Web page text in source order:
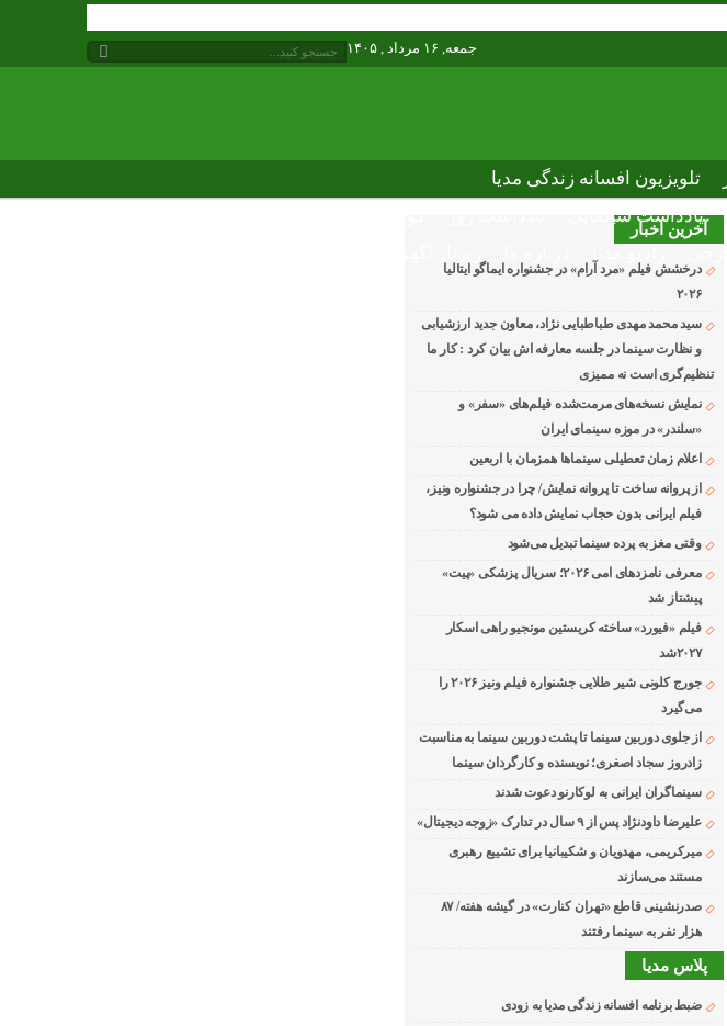
جمعه, ۱۶ مرداد , ۱۴۰۵
تلویزیون افسانه زندگی مدیا
یادداشت سینمایی
آخرین اخبار
درخشش فیلم «مرد آرام» در جشنواره ایماگو ایتالیا
۲۰۲۶
سید محمد مهدی طباطبایی نژاد، معاون جدید ارزشیابی
و نظارت سینما در جلسه معارفه اش بیان کرد : کار ما
تنظیم‌گری است نه ممیزی
نمایش نسخه‌های مرمت‌شده فیلم‌های «سفر» و
«سلندر» در موزه سینمای ایران
اعلام زمان تعطیلی سینماها همزمان با اربعین
از پروانه ساخت تا پروانه نمایش/ چرا در جشنواره ونیز،
فیلم ایرانی بدون حجاب نمایش داده می شود؟
وقتی مغز به پرده سینما تبدیل می‌شود
معرفی نامزدهای امی ۲۰۲۶؛ سریال پزشکی «پیت»
پیشتاز شد
فیلم «فیورد» ساخته کریستین مونجیو راهی اسکار
۲۰۲۷شد
جورج کلونی شیر طلایی جشنواره فیلم ونیز ۲۰۲۶ را
می‌گیرد
از جلوی دوربین سینما تا پشت دوربین سینما به مناسبت
زادروز سجاد اصغری؛ نویسنده و کارگردان سینما
سینماگران ایرانی به لوکارنو دعوت شدند
علیرضا داودنژاد پس از ۹ سال در تدارک «زوجه دیجیتال»
میرکریمی، مهدویان و شکیبانیا برای تشییع رهبری
مستند می‌سازند
صدرنشینی قاطع «تهران کنارت» در گیشه هفته/ ۸۷
هزار نفر به سینما رفتند
پلاس مدیا
ضبط برنامه افسانه زندگی مدیا به زودی